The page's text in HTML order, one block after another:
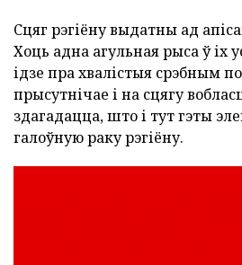
Сцяг рэгіёну выдатны ад
Хоць адна агульная рыса ў іх
ідзе пра хвалістыя срэбным
прысутнічае і на сцягу
здагадацца, што і тут гэты
галоўную раку рэгіёну.